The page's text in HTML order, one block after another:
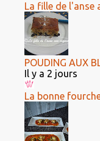
La fille de l'anse
POUDING AUX
Il y a 2 jours
La bonne